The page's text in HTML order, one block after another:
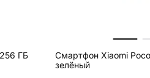
ГБ
Смартфон Xiaomi
зелёный